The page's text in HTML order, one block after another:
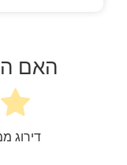
האם
דירוג